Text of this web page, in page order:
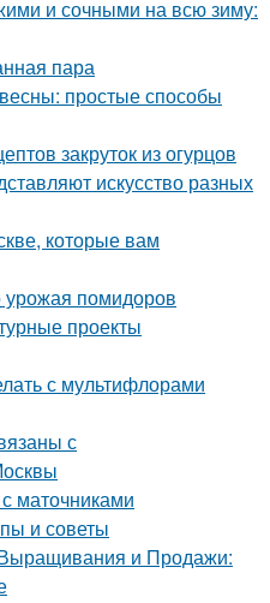
и сочными на всю зиму:
пара
простые способы
закруток из огурцов
искусство разных
которые вам
урожая помидоров
проекты
с мультифлорами
с
маточниками
и советы
и Продажи: